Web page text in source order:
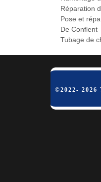
Réparation
Pose et
De Conflent
Tubage de
©2022-